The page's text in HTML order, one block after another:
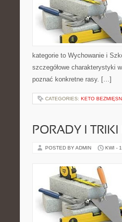
kategorie to Wychowanie i
szczegółowe charakterystyki
poznać konkretne rasy. […]
CATEGORIES: KETO
PORADY I
POSTED BY ADMIN KWI -